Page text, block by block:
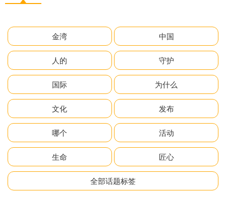
金湾 中国
人的 守护
国际 为什么
文化 发布
哪个 活动
生命 匠心
全部话题标签